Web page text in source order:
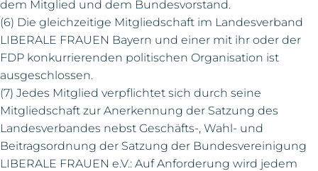
dem Mitglied und dem Bundesvorstand.
(6) Die gleichzeitige Mitgliedschaft im Landesverband
LIBERALE FRAUEN Bayern und einer mit ihr oder der
FDP konkurrierenden politischen Organisation ist
ausgeschlossen.
(7) Jedes Mitglied verpflichtet sich durch seine
Mitgliedschaft zur Anerkennung der Satzung des
Landesverbandes nebst Geschäfts-, Wahl- und
Beitragsordnung der Satzung der Bundesvereinigung
LIBERALE FRAUEN e.V.: Auf Anforderung wird jedem